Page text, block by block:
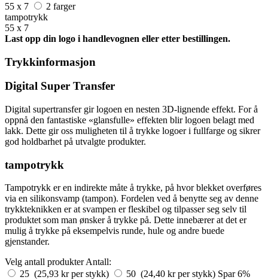
55 x 7
2 farger
tampotrykk
55 x 7
Last opp din logo i handlevognen eller etter bestillingen.
Trykkinformasjon
Digital Super Transfer
Digital supertransfer gir logoen en nesten 3D-lignende effekt. For å
oppnå den fantastiske «glansfulle» effekten blir logoen belagt med
lakk. Dette gir oss muligheten til å trykke logoer i fullfarge og sikrer
god holdbarhet på utvalgte produkter.
tampotrykk
Tampotrykk er en indirekte måte å trykke, på hvor blekket overføres
via en silikonsvamp (tampon). Fordelen ved å benytte seg av denne
trykkteknikken er at svampen er fleskibel og tilpasser seg selv til
produktet som man ønsker å trykke på. Dette innebærer at det er
mulig å trykke på eksempelvis runde, hule og andre buede
gjenstander.
Velg antall produkterAntall:
25 (25,93 kr per stykk)
50 (24,40 kr per stykk) Spar 6%